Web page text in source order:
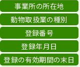
年末年始のイベント
秋まつり
事業所の所在地
動物取扱業の種別
登録番号
登録年月日
登録の有効期間の末日